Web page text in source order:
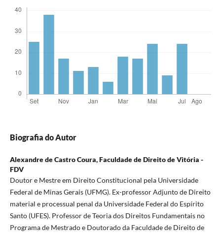
Biografia do Autor
Alexandre de Castro Coura,Faculdade de Direito de Vitória -
FDV
Doutor e Mestre em Direito Constitucional pela Universidade
Federal de Minas Gerais (UFMG). Ex-professor Adjunto de Direito
material e processual penal da Universidade Federal do Espírito
Santo (UFES). Professor de Teoria dos Direitos Fundamentais no
Programa de Mestrado e Doutorado da Faculdade de Direito de